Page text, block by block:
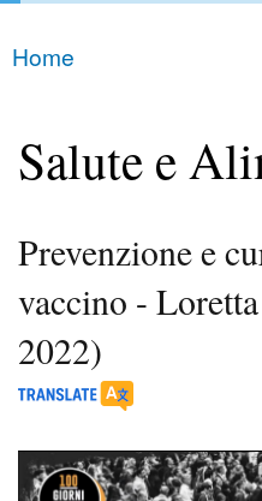
You are here
Home
Salute e
Prevenzione e
vaccino -
2022)